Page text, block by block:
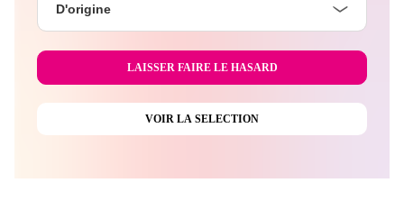
D'origine